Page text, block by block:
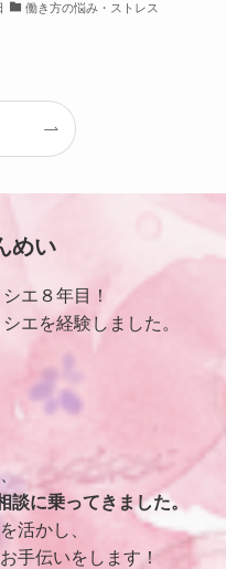
働き方の悩み・ストレス
めい
エ８年目！
エを経験しました。
談に乗ってきました。
活かし、
手伝いをします！